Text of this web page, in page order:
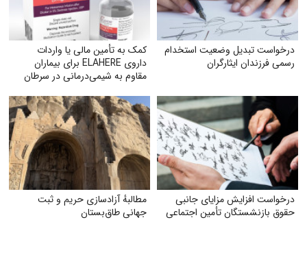
درخواست تبدیل وضعیت استخدام
رسمی فرزندان ایثارگران
کمک به تأمین مالی یا واردات
داروی ELAHERE برای بیماران
مقاوم به شیمی‌درمانی در سرطان
درخواست افزایش مزایای جانبی
حقوق بازنشستگان تأمین اجتماعی
مطالبهٔ آزادسازی حریم و ثبت
جهانی طاق‌بستان